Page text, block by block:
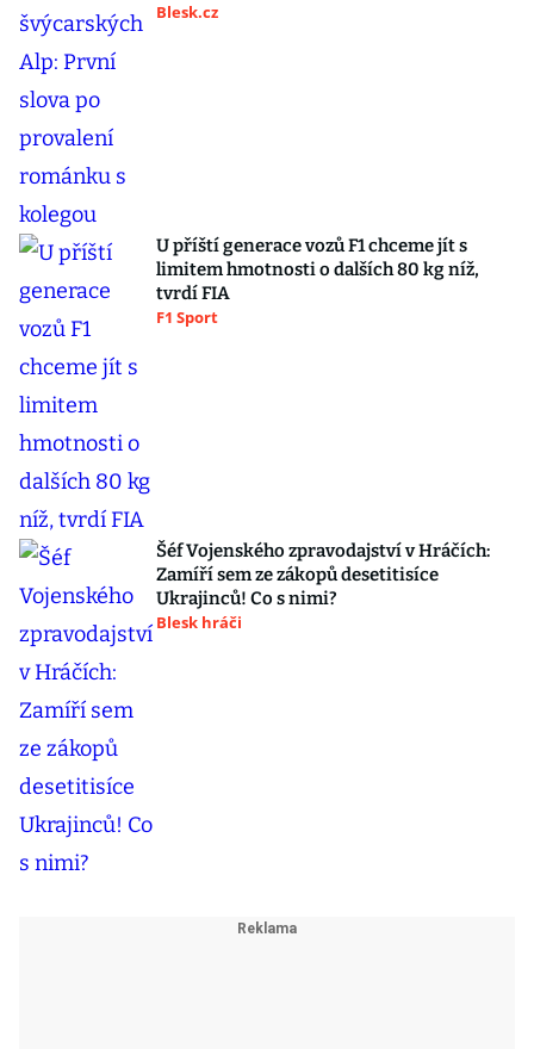
Blesk.cz
U příští generace vozů F1 chceme jít s
limitem hmotnosti o dalších 80 kg níž,
tvrdí FIA
F1 Sport
Šéf Vojenského zpravodajství v Hráčích:
Zamíří sem ze zákopů desetitisíce
Ukrajinců! Co s nimi?
Blesk hráči